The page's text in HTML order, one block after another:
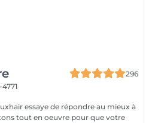
296
essaye de répondre au mieux à